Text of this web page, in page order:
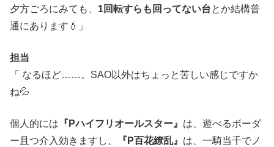
夕方ごろにみても、 1回転すらも回ってない台とか結構普
通にあります💧」
担当
「 なるほど……。SAO以外はちょっと苦しい感じですか
ね💦
個人的には 『Pハイフリオールスター』 は、遊べるボーダ
ー且つ介入効きますし、
『P百花繚乱』 は、一騎当千でノ